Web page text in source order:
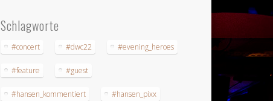
Schlagworte
#concert #dwc22 #evening_heroes
#feature #guest
#hansen_kommentiert #hansen_pixx